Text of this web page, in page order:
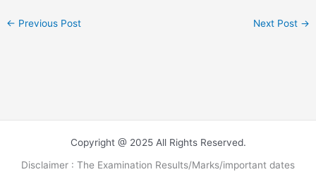
← Previous Post Next Post →
Copyright @ 2025 All Rights Reserved.
Disclaimer : The Examination Results/Marks/important dates